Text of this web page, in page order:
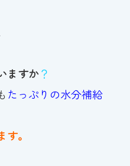
ますか？
たっぷりの水分補給
。